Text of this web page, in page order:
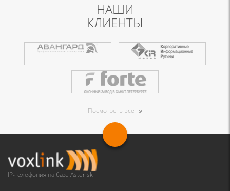
НАШИ
КЛИЕНТЫ
Посмотреть все
IP-телефония на базе Asterisk